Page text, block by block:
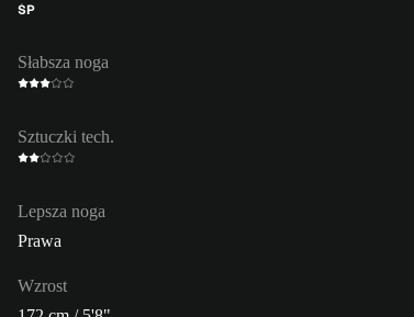
ŚP
Słabsza noga
Sztuczki tech.
Lepsza noga
Prawa
Wzrost